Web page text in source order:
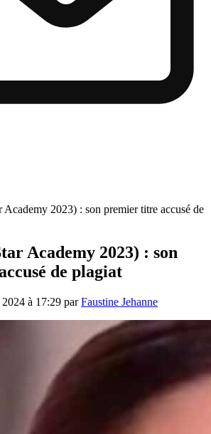
2023) : son premier titre accusé de
Academy 2023) : son
de plagiat
à 17:29 parFaustine Jehanne